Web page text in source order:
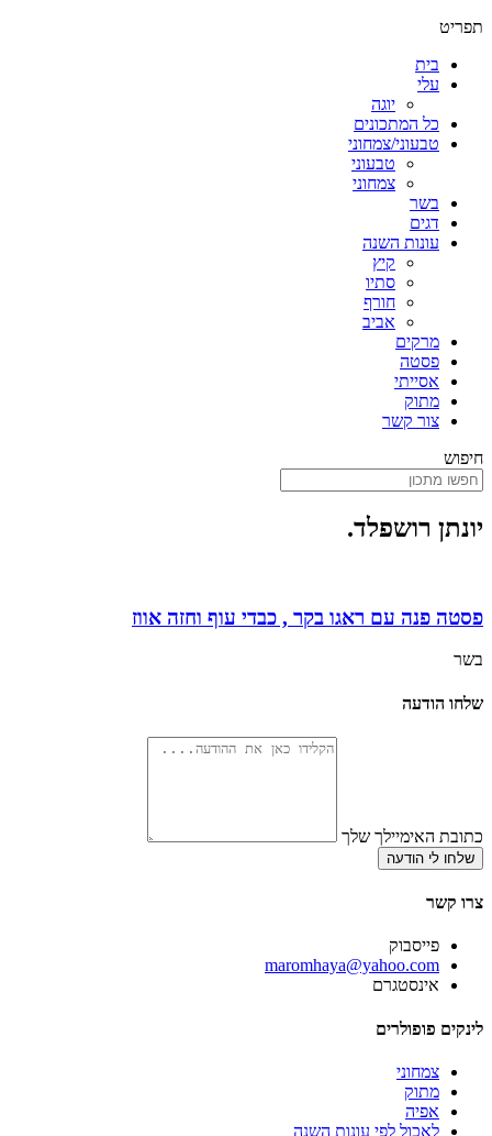
תפריט
בית
עלי
יוגה
כל המתכונים
טבעוני/צמחוני
טבעוני
צמחוני
בשר
דגים
עונות השנה
קיץ
סתיו
חורף
אביב
מרקים
פסטה
אסייתי
מתוק
צור קשר
חיפוש
יונתן רושפלד.
פסטה פנה עם ראגו בקר , כבדי עוף וחזה אווז
בשר
שלחו הודעה
כתובת האימיילך שלך
שלחו לי הודעה
צרו קשר
פייסבוק
‫maromhaya@yahoo.com
אינסטגרם
לינקים פופולרים
צמחוני
מתוק
אפיה
לאכול לפי עונות השנה